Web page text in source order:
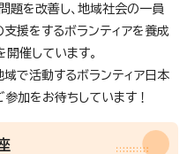
題を改善し、地域社会の一員
援をするボランティアを養成
開催しています。
で活動するボランティア日本
加をお待ちしています！